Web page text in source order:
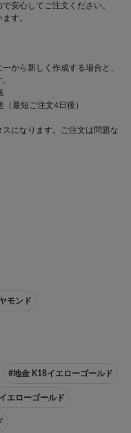
安心してご注文ください。
す。
から新しく作成する場合と、
最短ご注文4日後）
になります。ご注文は問題な
モンド
#地金 K18イエローゴールド
エローゴールド